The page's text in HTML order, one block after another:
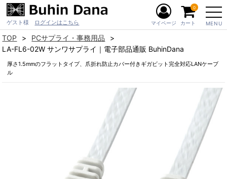
ゲスト様 ログインはこちら MENU
マイページ カート
0
TOP
PCサプライ・事務用品
LA-FL6-02W サンワサプライ｜電子部品通販 BuhinDana
厚さ1.5mmのフラットタイプ、爪折れ防止カバー付きギガビット完全対応LANケーブ
ル